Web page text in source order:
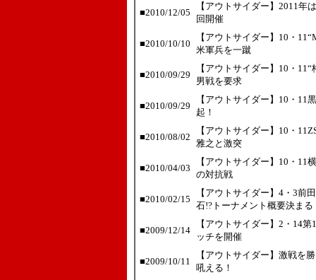
■2010/12/05
【アウトサイダー】2011年
回開催
■2010/10/10
【アウトサイダー】10・
米軍兵を一蹴
■2010/09/29
【アウトサイダー】10・
男戦を要求
■2010/09/29
【アウトサイダー】10・11
起！
■2010/08/02
【アウトサイダー】10・
雅之と激突
■2010/04/03
【アウトサイダー】10・11
の対抗戦
■2010/02/15
【アウトサイダー】4・3前
石!?トーナメント概要決まる
■2009/12/14
【アウトサイダー】2・14
ッチを開催
■2009/10/11
【アウトサイダー】激戦を
吼える！